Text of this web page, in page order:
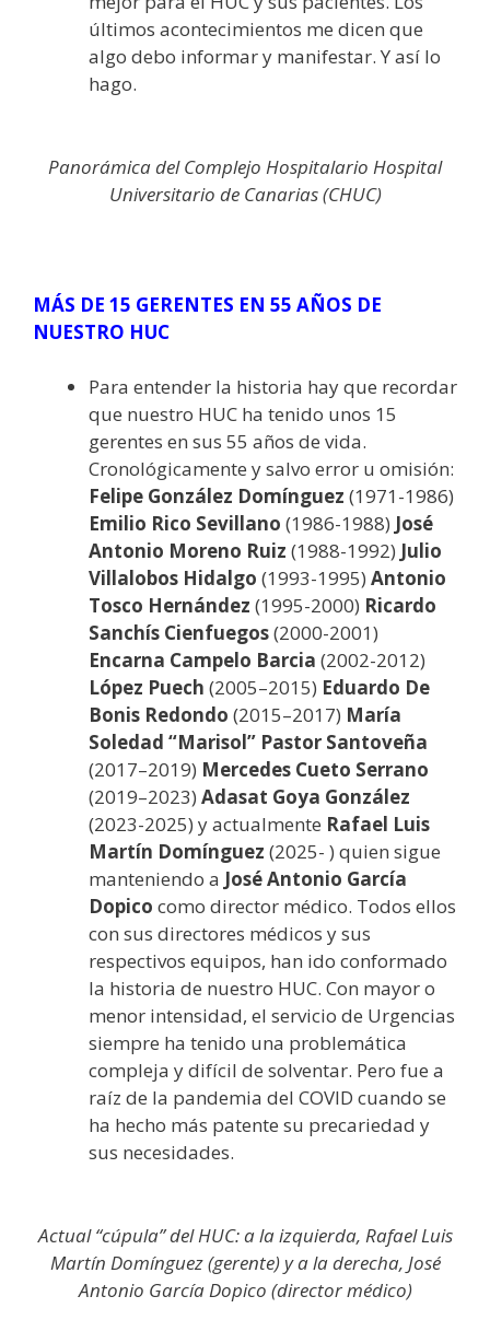
últimos acontecimientos me dicen que
algo debo informar y manifestar. Y así lo
hago.
Panorámica del Complejo Hospitalario Hospital
Universitario de Canarias (CHUC)
MÁS DE 15 GERENTES EN 55 AÑOS DE
NUESTRO HUC
Para entender la historia hay que recordar
que nuestro HUC ha tenido unos 15
gerentes en sus 55 años de vida.
Cronológicamente y salvo error u omisión:
Felipe González Domínguez (1971-1986)
Emilio Rico Sevillano (1986-1988) José
Antonio Moreno Ruiz (1988-1992) Julio
Villalobos Hidalgo (1993-1995) Antonio
Tosco Hernández (1995-2000) Ricardo
Sanchís Cienfuegos(2000-2001)
Encarna Campelo Barcia (2002-2012)
López Puech (2005–2015) Eduardo De
Bonis Redondo (2015–2017) María
Soledad “Marisol” Pastor Santoveña
(2017–2019) Mercedes Cueto Serrano
(2019–2023) Adasat Goya González
(2023-2025) y actualmente Rafael Luis
Martín Domínguez (2025- ) quien sigue
manteniendo a José Antonio García
Dopico como director médico. Todos ellos
con sus directores médicos y sus
respectivos equipos, han ido conformado
la historia de nuestro HUC. Con mayor o
menor intensidad, el servicio de Urgencias
siempre ha tenido una problemática
compleja y difícil de solventar. Pero fue a
raíz de la pandemia del COVID cuando se
ha hecho más patente su precariedad y
sus necesidades.
Actual “cúpula” del HUC: a la izquierda, Rafael Luis
Martín Domínguez (gerente) y a la derecha, José
Antonio García Dopico (director médico)